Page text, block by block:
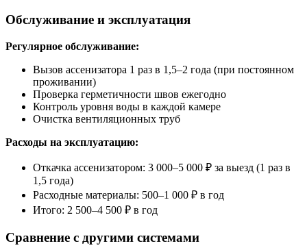
Обслуживание и эксплуатация
Регулярное обслуживание:
Вызов ассенизатора 1 раз в 1,5–2 года (при постоянном
проживании)
Проверка герметичности швов ежегодно
Контроль уровня воды в каждой камере
Очистка вентиляционных труб
Расходы на эксплуатацию:
Откачка ассенизатором: 3 000–5 000 ₽ за выезд (1 раз в
1,5 года)
Расходные материалы: 500–1 000 ₽ в год
Итого: 2 500–4 500 ₽ в год
Сравнение с другими системами